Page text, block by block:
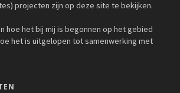
projecten zijn op deze site te bekijken.
hoe het bij mij is begonnen op het gebied
het is uitgelopen tot samenwerking met